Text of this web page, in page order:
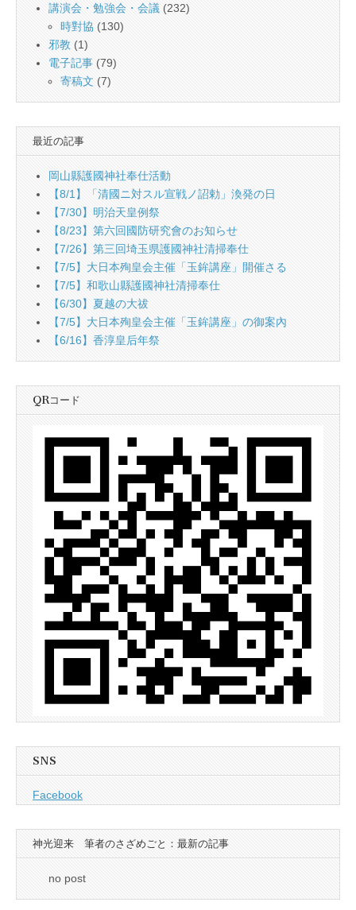
講演会・勉強会・会議 (232)
時對協 (130)
邪教 (1)
電子記事 (79)
寄稿文 (7)
最近の記事
岡山縣護國神社奉仕活動
【8/1】「清國ニ対スル宣戦ノ詔勅」渙発の日
【7/30】明治天皇例祭
【8/23】第六回國防研究會のお知らせ
【7/26】第三回埼玉県護國神社清掃奉仕
【7/5】大日本殉皇会主催「玉鉾講座」開催さる
【7/5】和歌山縣護國神社清掃奉仕
【6/30】夏越の大祓
【7/5】大日本殉皇会主催「玉鉾講座」の御案內
【6/16】香淳皇后年祭
QRコード
SNS
Facebook
神光迎来 筆者のさざめごと：最新の記事
no post